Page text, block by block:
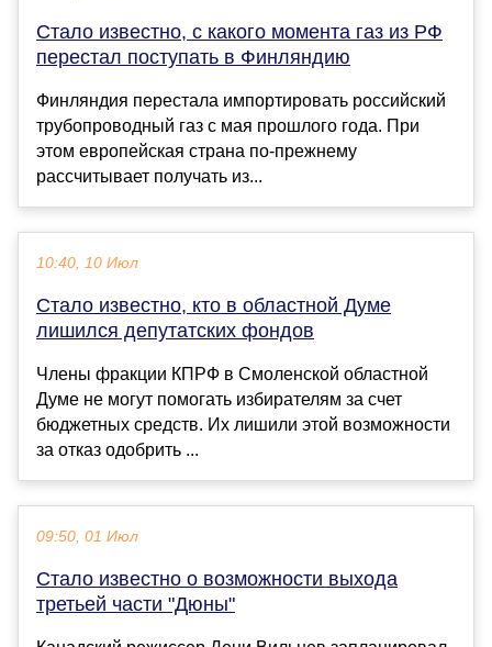
Стало известно, с какого момента газ из РФ
перестал поступать в Финляндию
Финляндия перестала импортировать российский
трубопроводный газ с мая прошлого года. При
этом европейская страна по-прежнему
рассчитывает получать из...
10:40, 10 Июл
Стало известно, кто в областной Думе
лишился депутатских фондов
Члены фракции КПРФ в Смоленской областной
Думе не могут помогать избирателям за счет
бюджетных средств. Их лишили этой возможности
за отказ одобрить ...
09:50, 01 Июл
Стало известно о возможности выхода
третьей части "Дюны"